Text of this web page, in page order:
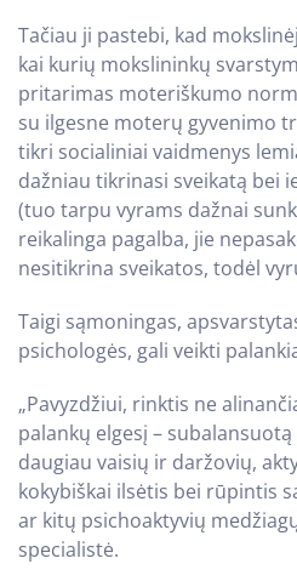
Tačiau ji pastebi, kad
kai kurių mokslininkų
pritarimas moteriškumo
su ilgesne moterų gyvenimo
tikri socialiniai vaidmenys
dažniau tikrinasi sveikatą bei
(tuo tarpu vyrams dažnai
reikalinga pagalba, jie
nesitikrina sveikatos, todėl
Taigi sąmoningas,
psichologės, gali veikti
„Pavyzdžiui, rinktis ne
palankų elgesį –
daugiau vaisių ir daržovių,
kokybiškai ilsėtis bei rūpintis
ar kitų psichoaktyvių
specialistė.